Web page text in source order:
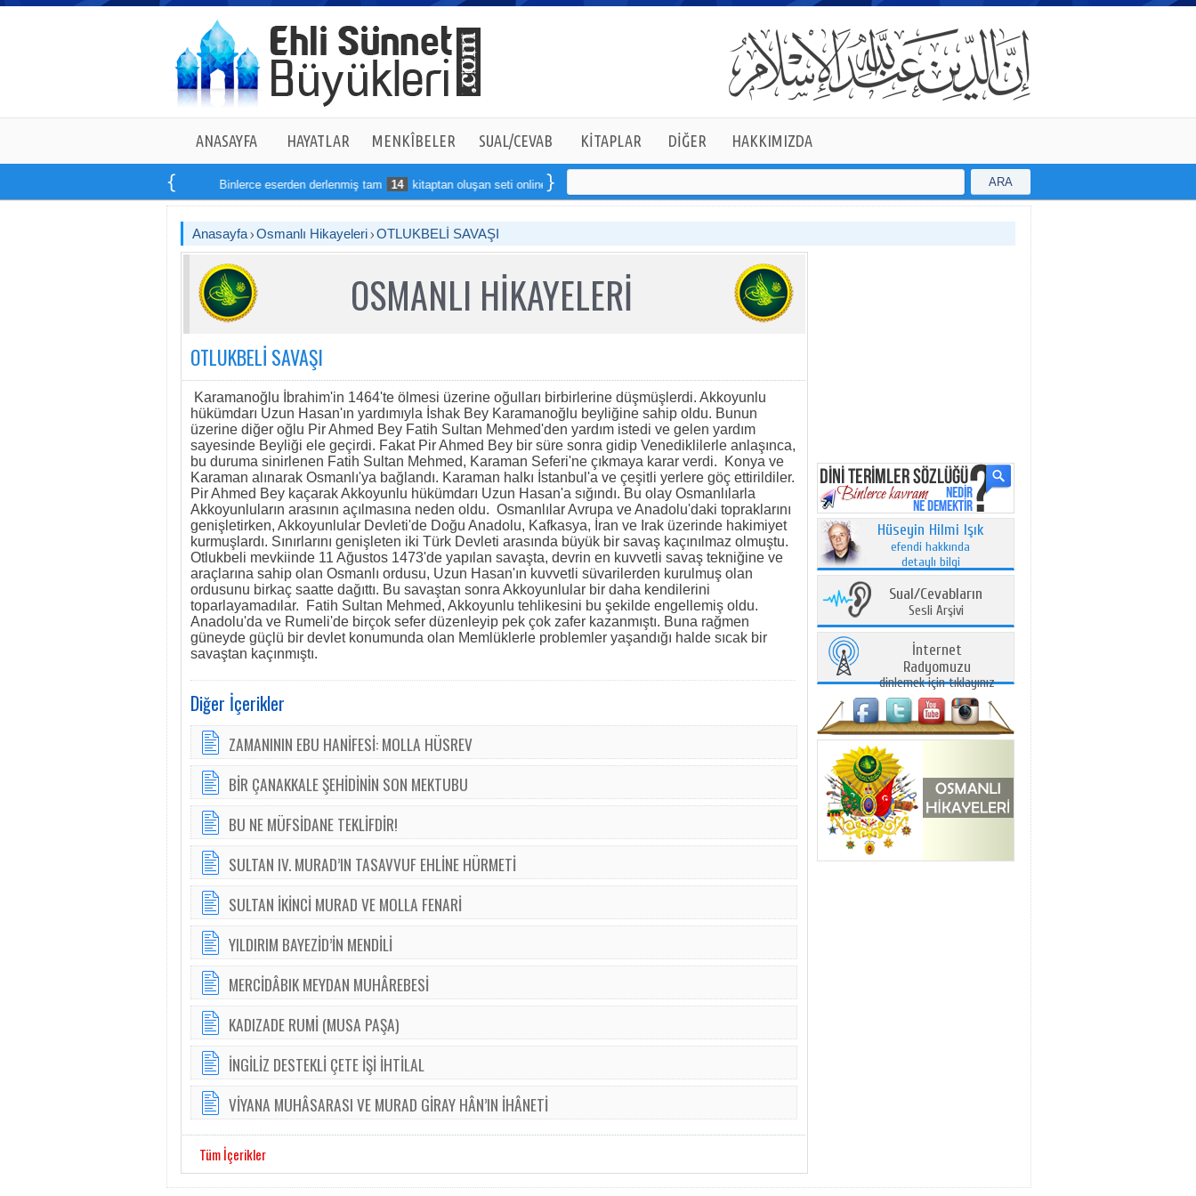
ANASAYFA HAYATLAR MENKÎBELER SUAL/CEVAB KİTAPLAR DİĞER HAKKIMIZDA
Binlerce eserden derlenmiş tam 14 kitaptan oluşan seti online sipariş verebilirsiniz ARA
Anasayfa Osmanlı Hikayeleri OTLUKBELİ SAVAŞI
OSMANLI HİKAYELERİ
OTLUKBELİ SAVAŞI
Karamanoğlu İbrahim'in 1464'te ölmesi üzerine oğulları birbirlerine düşmüşlerdi. Akkoyunlu
hükümdarı Uzun Hasan'ın yardımıyla İshak Bey Karamanoğlu beyliğine sahip oldu. Bunun
üzerine diğer oğlu Pir Ahmed Bey Fatih Sultan Mehmed'den yardım istedi ve gelen yardım
sayesinde Beyliği ele geçirdi. Fakat Pir Ahmed Bey bir süre sonra gidip Venediklilerle anlaşınca,
bu duruma sinirlenen Fatih Sultan Mehmed, Karaman Seferi'ne çıkmaya karar verdi. Konya ve
Karaman alınarak Osmanlı'ya bağlandı. Karaman halkı İstanbul'a ve çeşitli yerlere göç ettirildiler.
Pir Ahmed Bey kaçarak Akkoyunlu hükümdarı Uzun Hasan'a sığındı. Bu olay Osmanlılarla
Akkoyunluların arasının açılmasına neden oldu. Osmanlılar Avrupa ve Anadolu'daki topraklarını
genişletirken, Akkoyunlular Devleti'de Doğu Anadolu, Kafkasya, İran ve Irak üzerinde hakimiyet
kurmuşlardı. Sınırlarını genişleten iki Türk Devleti arasında büyük bir savaş kaçınılmaz olmuştu.
Otlukbeli mevkiinde 11 Ağustos 1473'de yapılan savaşta, devrin en kuvvetli savaş tekniğine ve
araçlarına sahip olan Osmanlı ordusu, Uzun Hasan'ın kuvvetli süvarilerden kurulmuş olan
ordusunu birkaç saatte dağıttı. Bu savaştan sonra Akkoyunlular bir daha kendilerini
toparlayamadılar. Fatih Sultan Mehmed, Akkoyunlu tehlikesini bu şekilde engellemiş oldu.
Anadolu'da ve Rumeli'de birçok sefer düzenleyip pek çok zafer kazanmıştı. Buna rağmen
güneyde güçlü bir devlet konumunda olan Memlüklerle problemler yaşandığı halde sıcak bir
savaştan kaçınmıştı.
Diğer İçerikler
ZAMANININ EBU HANİFESİ: MOLLA HÜSREV
BİR ÇANAKKALE ŞEHİDİNİN SON MEKTUBU
BU NE MÜFSİDANE TEKLİFDİR!
SULTAN IV. MURAD’IN TASAVVUF EHLİNE HÜRMETİ
SULTAN İKİNCİ MURAD VE MOLLA FENARİ
YILDIRIM BAYEZİD’İN MENDİLİ
MERCİDÂBIK MEYDAN MUHÂREBESİ
KADIZADE RUMİ (MUSA PAŞA)
İNGİLİZ DESTEKLİ ÇETE İŞİ İHTİLAL
VİYANA MUHÂSARASI VE MURAD GİRAY HÂN’IN İHÂNETİ
Tüm İçerikler
Hüseyin Hilmi Işık
efendi hakkında
detaylı bilgi
Sual/Cevabların
Sesli Arşivi
İnternet
Radyomuzu
dinlemek için tıklayınız